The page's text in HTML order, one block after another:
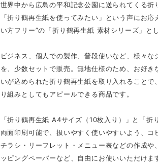
世界中から広島の平和記念公園に送られてくる折
「折り鶴再生紙を使ってみたい」という声にお
い方フリー”の「折り鶴再生紙 素材シリーズ」と
ビジネス、個人での製作、普段使いなど、様々
を、少数セットで販売。無地仕様のため、お好
いが込められた折り鶴再生紙を取り入れること
り組みとしてもアピールできる商品です。
「折り鶴再生紙 A4サイズ（10枚入り）」と「折
両面印刷可能で、扱いやすく使いやすいよう、コ
チラシ・リーフレット・メニュー表などの作成
ッピングペーパーなど、自由にお使いいただけま